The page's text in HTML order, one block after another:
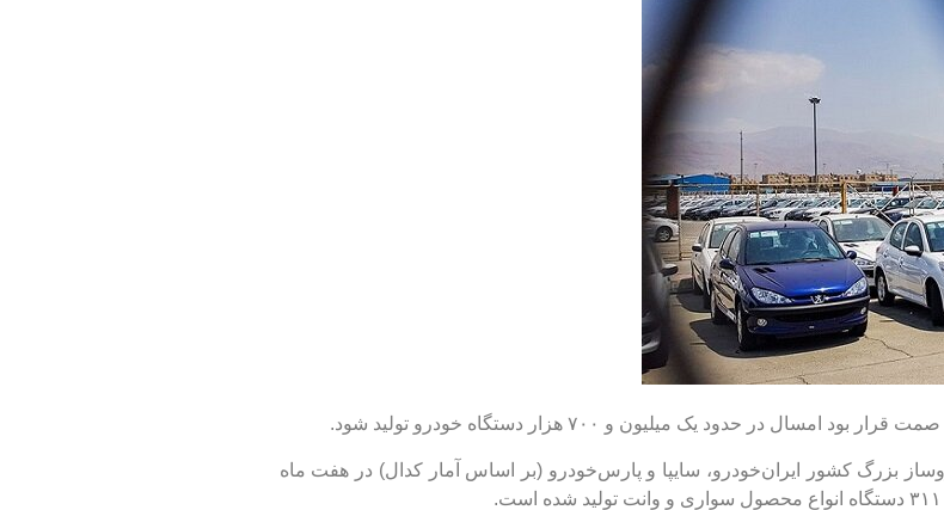
حدود یک میلیون و ۷۰۰ هزار دستگاه خودرو تولید شود.
بزرگ کشور ایران‌خودرو، سایپا و پارس‌خودرو (بر اساس آمار کدال) در هفت ماه